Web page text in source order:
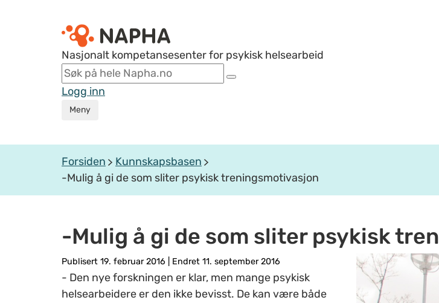
Nasjonalt kompetansesenter for psykisk helsearbeid
Logg inn
Meny
Forsiden
Kunnskapsbasen
-Mulig å gi de som sliter psykisk treningsmotivasjon
-Mulig å gi de som sliter psykisk
Publisert 19. februar 2016 Endret 11. september 2016
- Den nye forskningen er klar, men mange psykisk
helsearbeidere er den ikke bevisst. De kan være både